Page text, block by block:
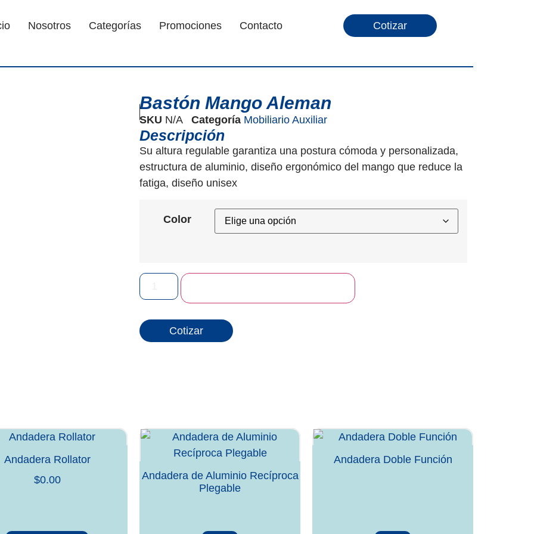
Nosotros Categorías Promociones Contacto Cotizar
Bastón Mango Aleman
SKU N/A Categoría Mobiliario Auxiliar
Descripción
Su altura regulable garantiza una postura cómoda y personalizada,
estructura de aluminio, diseño ergonómico del mango que reduce la
fatiga, diseño unisex
Color
Cotizar
Andadera Rollator
$0.00
Andadera de Aluminio Recíproca
Plegable
Andadera Doble Función